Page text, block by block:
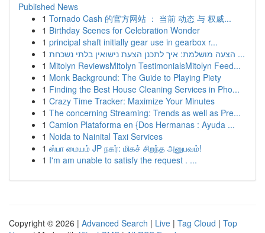
Published News
1 Tornado Cash 的官方网站 ： 当前 动态 与 权威...
1 Birthday Scenes for Celebration Wonder
1 principal shaft initially gear use in gearbox r...
1
הצעה מושלמת: איך לתכנן הצעת נישואין בלתי נשכחת ...
1 Mitolyn ReviewsMitolyn TestimonialsMitolyn Feed...
1 Monk Background: The Guide to Playing Piety
1 Finding the Best House Cleaning Services in Pho...
1 Crazy Time Tracker: Maximize Your Minutes
1 The concerning Streaming: Trends as well as Pre...
1 Camion Plataforma en {Dos Hermanas : Ayuda ...
1 Noida to Nainital Taxi Services
1 ஸ்பா மையம் JP நகர்: மிகச் சிறந்த அனுபவம்!
1 I'm am unable to satisfy the request . ...
Copyright © 2026 | Advanced Search | Live | Tag Cloud | Top